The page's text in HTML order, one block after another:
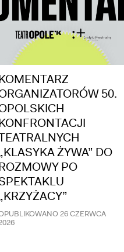
50.
ŻYWA” DO
PO
26 CZERWCA